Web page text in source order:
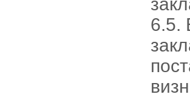
6.5.